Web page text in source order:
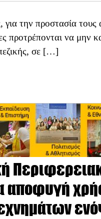
την προστασία τους
προτρέπονται να μην
σε […]
αποφυγή